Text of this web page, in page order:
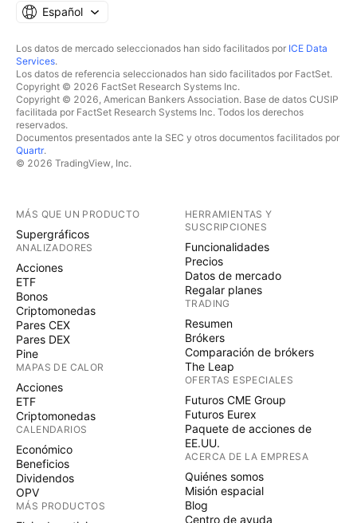
Español
Los datos de mercado seleccionados han sido facilitados por ICE Data
Services.
Los datos de referencia seleccionados han sido facilitados por FactSet.
Copyright © 2026 FactSet Research Systems Inc.
Copyright © 2026, American Bankers Association. Base de datos CUSIP
facilitada por FactSet Research Systems Inc. Todos los derechos
reservados.
Documentos presentados ante la SEC y otros documentos facilitados por
Quartr.
© 2026 TradingView, Inc.
MÁS QUE UN PRODUCTO
Supergráficos
ANALIZADORES
Acciones
ETF
Bonos
Criptomonedas
Pares CEX
Pares DEX
Pine
MAPAS DE CALOR
Acciones
ETF
Criptomonedas
CALENDARIOS
Económico
Beneficios
Dividendos
OPV
MÁS PRODUCTOS
HERRAMIENTAS Y
SUSCRIPCIONES
Funcionalidades
Precios
Datos de mercado
Regalar planes
TRADING
Resumen
Brókers
Comparación de brókers
The Leap
OFERTAS ESPECIALES
Futuros CME Group
Futuros Eurex
Paquete de acciones de
EE.UU.
ACERCA DE LA EMPRESA
Quiénes somos
Misión espacial
Blog
Centro de ayuda